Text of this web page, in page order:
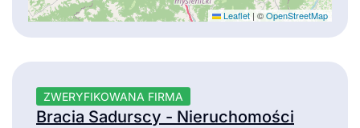
Leaflet | ©OpenStreetMap
ZWERYFIKOWANA FIRMA
Bracia Sadurscy - Nieruchomości